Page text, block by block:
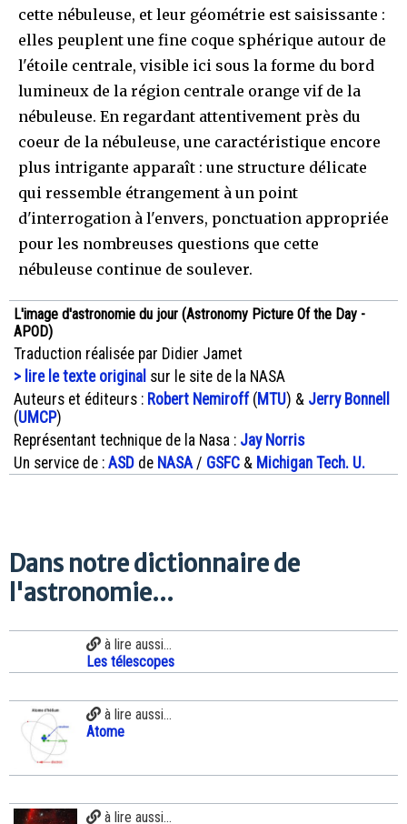
cette nébuleuse, et leur géométrie est saisissante :
elles peuplent une fine coque sphérique autour de
l'étoile centrale, visible ici sous la forme du bord
lumineux de la région centrale orange vif de la
nébuleuse. En regardant attentivement près du
coeur de la nébuleuse, une caractéristique encore
plus intrigante apparaît : une structure délicate
qui ressemble étrangement à un point
d'interrogation à l'envers, ponctuation appropriée
pour les nombreuses questions que cette
nébuleuse continue de soulever.
L'image d'astronomie du jour (Astronomy Picture Of the Day -
APOD)
Traduction réalisée par Didier Jamet
> lire le texte original sur le site de la NASA
Auteurs et éditeurs : Robert Nemiroff( MTU) & Jerry Bonnell
(UMCP)
Représentant technique de la Nasa : Jay Norris
Un service de : ASD de NASA/ GSFC & Michigan Tech. U.
Dans notre dictionnaire de
l'astronomie...
à lire aussi...
Les télescopes
à lire aussi...
Atome
à lire aussi...